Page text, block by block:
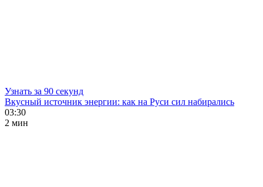
Узнать за 90 секунд
Вкусный источник энергии: как на Руси сил набирались
03:30
2 мин